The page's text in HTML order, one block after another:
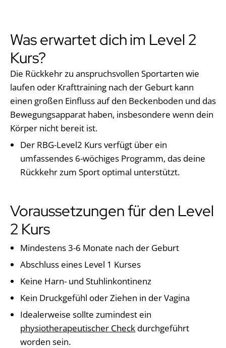
Was erwartet dich im Level 2
Kurs?
Die Rückkehr zu anspruchsvollen Sportarten wie
laufen oder Krafttraining nach der Geburt kann
einen großen Einfluss auf den Beckenboden und das
Bewegungsapparat haben, insbesondere wenn dein
Körper nicht bereit ist.
Der RBG-Level2 Kurs verfügt über ein
umfassendes 6-wöchiges Programm, das deine
Rückkehr zum Sport optimal unterstützt.
Voraussetzungen für den Level
2 Kurs
Mindestens 3-6 Monate nach der Geburt
Abschluss eines Level 1 Kurses
Keine Harn- und Stuhlinkontinenz
Kein Druckgefühl oder Ziehen in der Vagina
Idealerweise sollte zumindest ein
physiotherapeutischer Check durchgeführt
worden sein.